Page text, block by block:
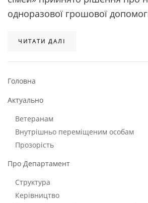
одноразової грошової
ЧИТАТИ ДАЛІ
Головна
Актуально
Ветеранам
Внутрішньо переміщеним особам
Прозорість
Про Департамент
Структура
Керівництво